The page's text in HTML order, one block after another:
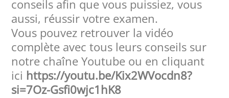
conseils afin que vous puissiez, vous
aussi, réussir votre examen.
Vous pouvez retrouver la vidéo
complète avec tous leurs conseils sur
notre chaîne Youtube ou en cliquant
ici https://youtu.be/Kix2WVocdn8?
si=7Oz-Gsfi0wjc1hK8